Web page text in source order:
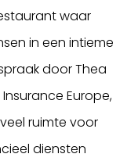
waar
in een intieme
door Thea
Europe,
ruimte voor
diensten